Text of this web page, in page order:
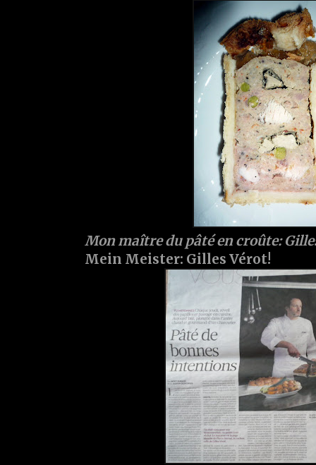
Mon maître du pâté en croûte:
Mein Meister: Gilles Vérot!